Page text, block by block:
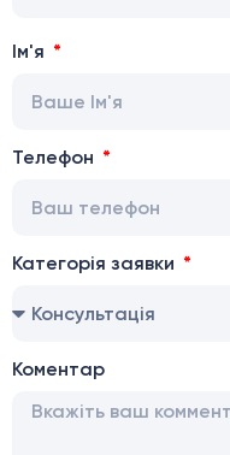
Ім'я
Телефон
Категорія заявки
Коментар